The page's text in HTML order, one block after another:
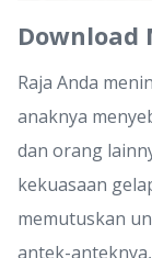
Download
Raja Anda
anaknya
dan orang
kekuasaan
memutuskan
antek-